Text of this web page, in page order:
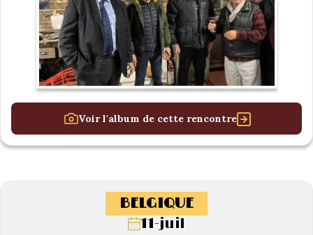
Voir l'album de cette rencontre
BELGIQUE
11-juil